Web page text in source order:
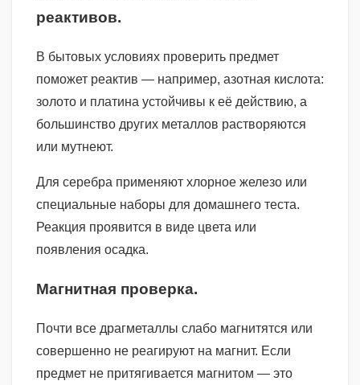
реактивов.
В бытовых условиях проверить предмет
поможет реактив — например, азотная кислота:
золото и платина устойчивы к её действию, а
большинство других металлов растворяются
или мутнеют.
Для серебра применяют хлорное железо или
специальные наборы для домашнего теста.
Реакция проявится в виде цвета или
появления осадка.
Магнитная проверка.
Почти все драгметаллы слабо магнитятся или
совершенно не реагируют на магнит. Если
предмет не притягивается магнитом — это